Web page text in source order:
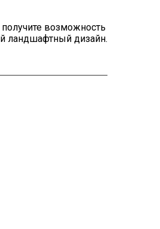
возможность
ландшафтный дизайн.